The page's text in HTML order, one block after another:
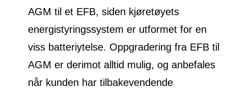
AGM til et EFB, siden kjøretøyets
energistyringssystem er utformet for en
viss batteriytelse. Oppgradering fra EFB til
AGM er derimot alltid mulig, og anbefales
når kunden har tilbakevendende